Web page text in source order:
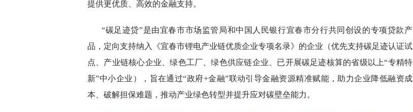
提供更优质、高效的金融支持。
“碳足迹贷”是由宜春市市场监管局和中国人民银行宜春市分行共同创设的专项贷款产
品，定向支持纳入《宜春市锂电产业链优质企业专项名录》的企业（优先支持碳足迹认证试
点、产业链核心企业、绿色工厂、绿色供应链企业、已开展碳足迹核算的省级以上“专精特
新”中小企业），旨在通过“政府+金融”联动引导金融资源精准赋能，助力企业降低融资成
本、破解担保难题，推动产业绿色转型并提升应对碳壁垒能力。